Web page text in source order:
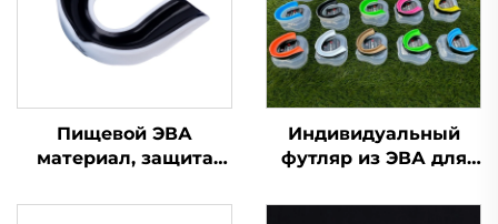
Пищевой ЭВА
материал, защита
брекетов, боксерская
Индивидуальный
футляр из ЭВА для
боксерской капы, для